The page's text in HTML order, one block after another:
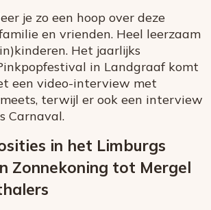
je zo een hoop over deze
en vrienden. Heel leerzaam
Het jaarlijks
in Landgraaf komt
een video-interview met
terwijl er ook een interview
Carnaval.
in het Limburgs
Zonnekoning tot Mergel